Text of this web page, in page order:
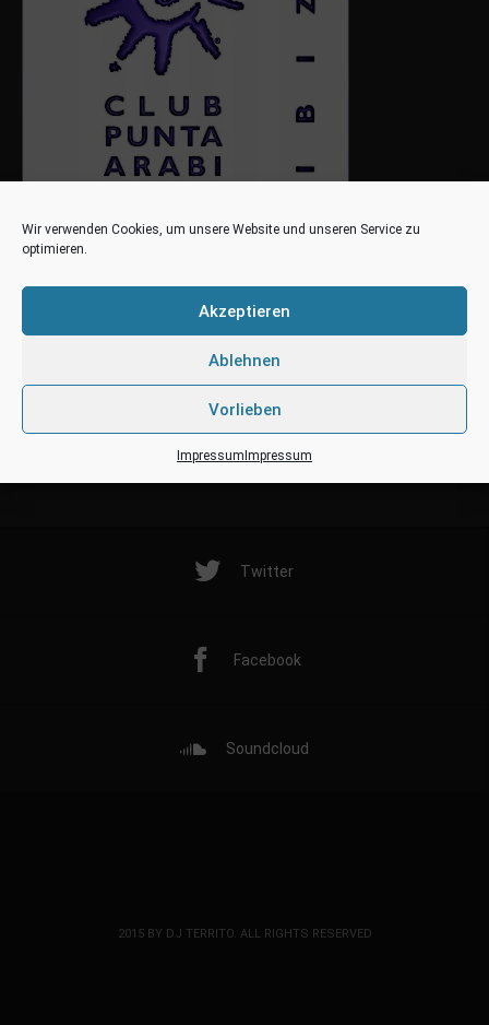
Wir verwenden Cookies, um unsere Website und unseren Service zu
optimieren.
Akzeptieren
Ablehnen
Vorlieben
Impressum Impressum
Twitter
Facebook
Soundcloud
2015 BY DJ TERRITO. ALL RIGHTS RESERVED